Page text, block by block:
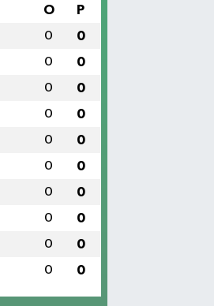
O P
0 0
0 0
0 0
0 0
0 0
0 0
0 0
0 0
0 0
0 0